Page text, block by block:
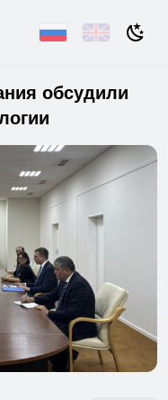
обсудили